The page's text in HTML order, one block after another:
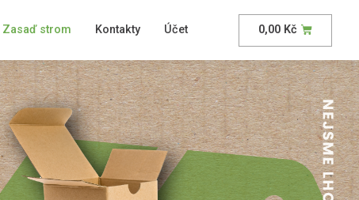
Zasaď strom Kontakty Účet 0,00 Kč